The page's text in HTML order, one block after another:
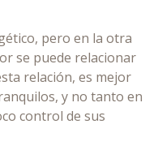
pero en la otra
se puede relacionar
relación, es mejor
y no tanto en
control de sus